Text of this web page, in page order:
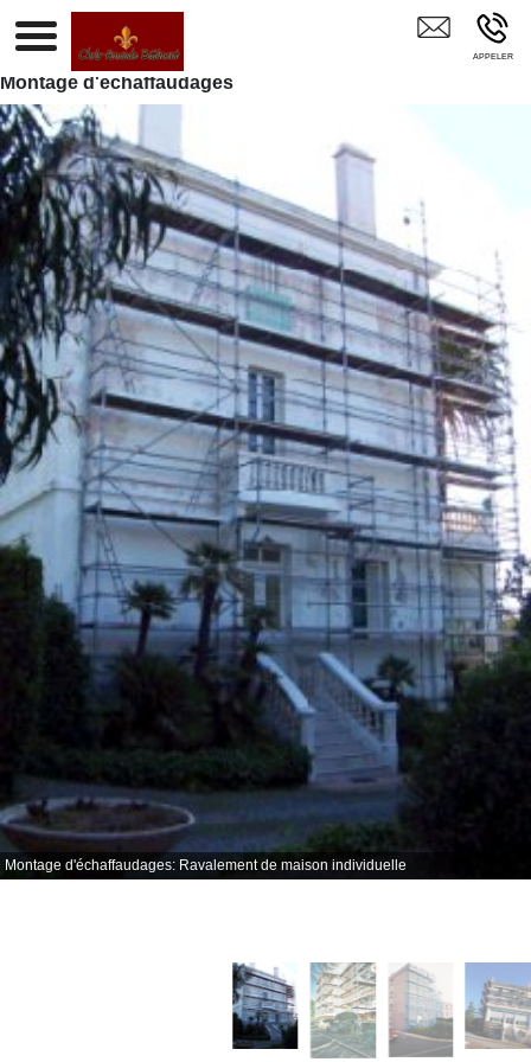
Entreprise Ravalement De Façade Peintre Bâtiment Peinture
Montage d'échaffaudages
Montage d'échaffaudages: Ravalement de maison individuelle